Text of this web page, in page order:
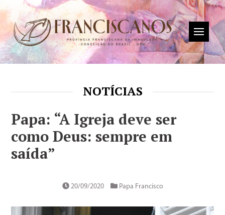
NOTÍCIAS
Papa: “A Igreja deve ser
como Deus: sempre em
saída”
20/09/2020 Papa Francisco